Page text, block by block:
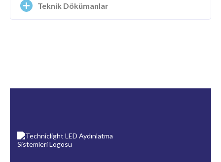
Teknik Dökümanlar